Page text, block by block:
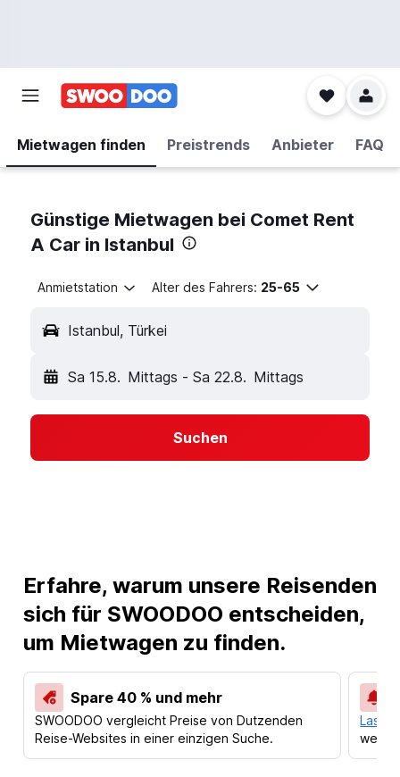
Mietwagen finden Preistrends Anbieter FAQ
Günstige Mietwagen bei Comet Rent
A Car in Istanbul
Anmietstation Alter des Fahrers: 25-65
Istanbul, Türkei
Sa 15.8. Mittags - Sa 22.8. Mittags
Suchen
Erfahre, warum unsere Reisenden
sich für SWOODOO entscheiden,
um Mietwagen zu finden.
Spare 40 % und mehr
SWOODOO vergleicht Preise von Dutzenden
Reise-Websites in einer einzigen Suche.
Lass